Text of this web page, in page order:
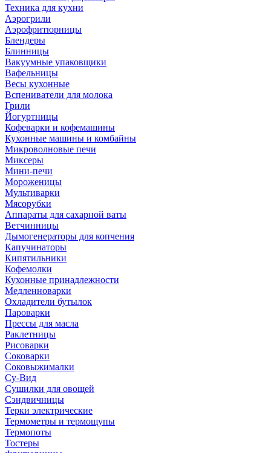
Техника для кухни
Аэрогрили
Аэрофритюрницы
Блендеры
Блинницы
Вакуумные упаковщики
Вафельницы
Весы кухонные
Вспениватели для молока
Грили
Йогуртницы
Кофеварки и кофемашины
Кухонные машины и комбайны
Микроволновые печи
Миксеры
Мини-печи
Мороженицы
Мультиварки
Мясорубки
Аппараты для сахарной ваты
Ветчинницы
Дымогенераторы для копчения
Капучинаторы
Кипятильники
Кофемолки
Кухонные принадлежности
Медленноварки
Охладители бутылок
Пароварки
Прессы для масла
Раклетницы
Рисоварки
Соковарки
Соковыжималки
Су-Вид
Сушилки для овощей
Сэндвичницы
Терки электрические
Термометры и термощупы
Термопоты
Тостеры